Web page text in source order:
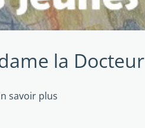
la Docteur
savoir plus